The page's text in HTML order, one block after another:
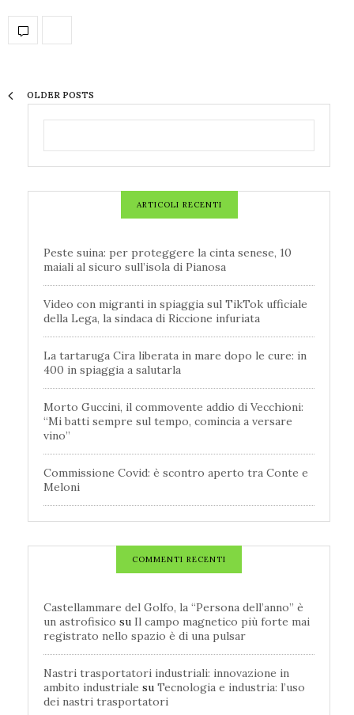
OLDER POSTS
ARTICOLI RECENTI
Peste suina: per proteggere la cinta senese, 10
maiali al sicuro sull’isola di Pianosa
Video con migranti in spiaggia sul TikTok ufficiale
della Lega, la sindaca di Riccione infuriata
La tartaruga Cira liberata in mare dopo le cure: in
400 in spiaggia a salutarla
Morto Guccini, il commovente addio di Vecchioni:
“Mi batti sempre sul tempo, comincia a versare
vino”
Commissione Covid: è scontro aperto tra Conte e
Meloni
COMMENTI RECENTI
Castellammare del Golfo, la “Persona dell’anno” è
un astrofisico su Il campo magnetico più forte mai
registrato nello spazio è di una pulsar
Nastri trasportatori industriali: innovazione in
ambito industriale su Tecnologia e industria: l’uso
dei nastri trasportatori